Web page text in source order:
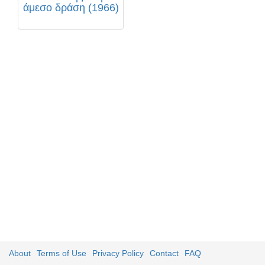
άμεσο δράση (1966)
About Terms of Use Privacy Policy Contact FAQ